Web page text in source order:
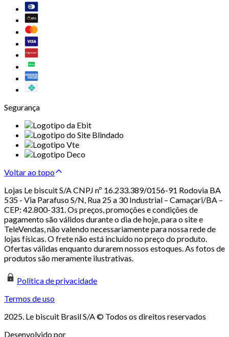
Segurança
Voltar ao topo
Lojas Le biscuit S/A CNPJ nº 16.233.389/0156-91 Rodovia BA
535 - Via Parafuso S/N, Rua 25 a 30 Industrial – Camaçari/BA –
CEP: 42.800-331. Os preços, promoções e condições de
pagamento são válidos durante o dia de hoje, para o site e
TeleVendas, não valendo necessariamente para nossa rede de
lojas físicas. O frete não está incluído no preço do produto.
Ofertas válidas enquanto durarem nossos estoques. As fotos de
produtos são meramente ilustrativas.
Politica de privacidade
Termos de uso
2025. Le biscuit Brasil S/A © Todos os direitos reservados
Desenvolvido por